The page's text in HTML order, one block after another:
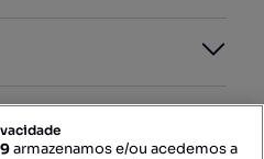
armazenamos e/ou acedemos a